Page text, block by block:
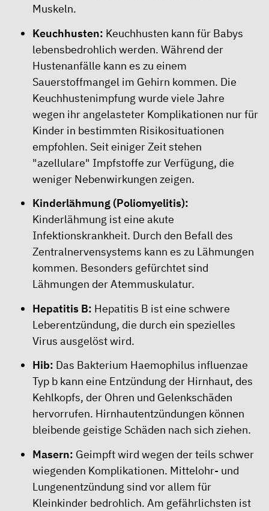
Muskeln.
Keuchhusten: Keuchhusten kann für Babys
lebensbedrohlich werden. Während der
Hustenanfälle kann es zu einem
Sauerstoffmangel im Gehirn kommen. Die
Keuchhustenimpfung wurde viele Jahre
wegen ihr angelasteter Komplikationen nur für
Kinder in bestimmten Risikosituationen
empfohlen. Seit einiger Zeit stehen
"azellulare" Impfstoffe zur Verfügung, die
weniger Nebenwirkungen zeigen.
Kinderlähmung (Poliomyelitis):
Kinderlähmung ist eine akute
Infektionskrankheit. Durch den Befall des
Zentralnervensystems kann es zu Lähmungen
kommen. Besonders gefürchtet sind
Lähmungen der Atemmuskulatur.
Hepatitis B: Hepatitis B ist eine schwere
Leberentzündung, die durch ein spezielles
Virus ausgelöst wird.
Hib: Das Bakterium Haemophilus influenzae
Typ b kann eine Entzündung der Hirnhaut, des
Kehlkopfs, der Ohren und Gelenkschäden
hervorrufen. Hirnhautentzündungen können
bleibende geistige Schäden nach sich ziehen.
Masern: Geimpft wird wegen der teils schwer
wiegenden Komplikationen. Mittelohr- und
Lungenentzündung sind vor allem für
Kleinkinder bedrohlich. Am gefährlichsten ist